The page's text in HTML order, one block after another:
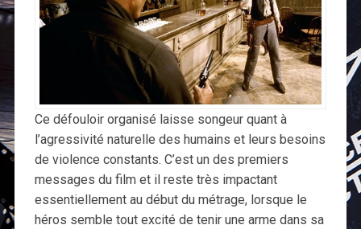
Ce défouloir organisé laisse songeur quant à
l’agressivité naturelle des humains et leurs besoins
de violence constants. C’est un des premiers
messages du film et il reste très impactant
essentiellement au début du métrage, lorsque le
héros semble tout excité de tenir une arme dans sa